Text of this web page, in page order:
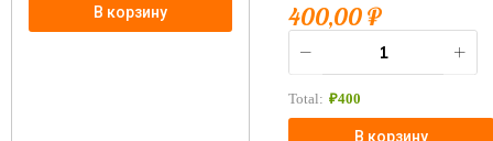
В корзину 400,00₽
Total: ₽400
В корзину